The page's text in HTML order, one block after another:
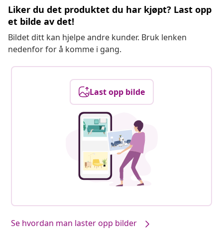
Liker du det produktet du har kjøpt? Last opp
et bilde av det!
Bildet ditt kan hjelpe andre kunder. Bruk lenken
nedenfor for å komme i gang.
Last opp bilde
Se hvordan man laster opp bilder